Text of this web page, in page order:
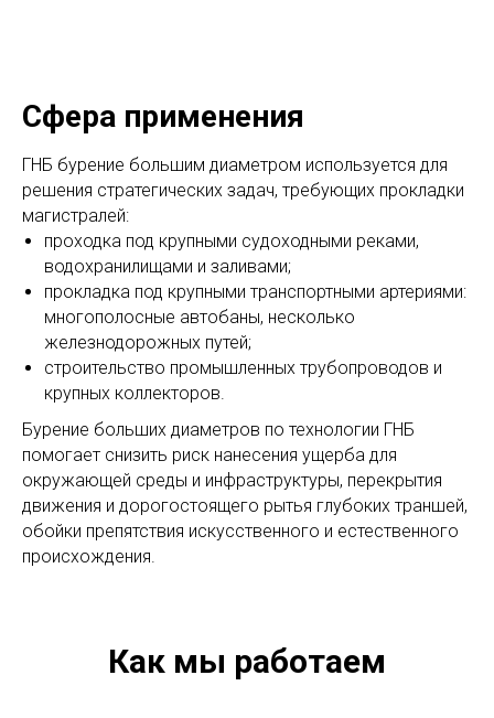
Сфера применения
ГНБ бурение большим диаметром используется для
решения стратегических задач, требующих прокладки
магистралей:
проходка под крупными судоходными реками,
водохранилищами и заливами;
прокладка под крупными транспортными артериями:
многополосные автобаны, несколько
железнодорожных путей;
строительство промышленных трубопроводов и
крупных коллекторов.
Бурение больших диаметров по технологии ГНБ
помогает снизить риск нанесения ущерба для
окружающей среды и инфраструктуры, перекрытия
движения и дорогостоящего рытья глубоких траншей,
обойки препятствия искусственного и естественного
происхождения.
Как мы работаем